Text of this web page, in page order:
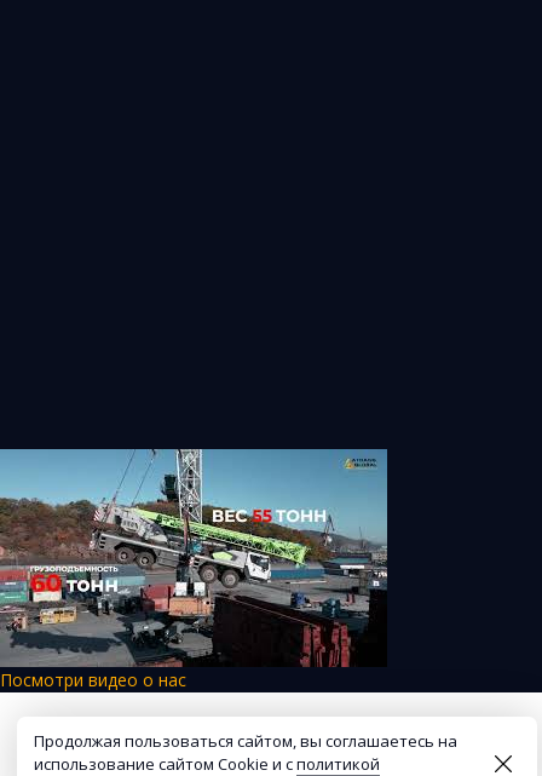
Посмотри видео о нас
Продолжая пользоваться сайтом, вы соглашаетесь на
использование сайтом Cookie и сполитикой